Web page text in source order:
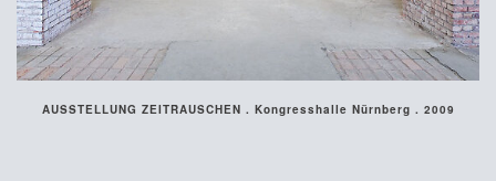
AUSSTELLUNG ZEITRAUSCHEN . Kongresshalle Nürnberg . 2009